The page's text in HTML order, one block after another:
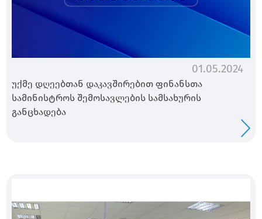
01.05.2024
უქმე დღეებთან დაკავშირებით ფინანსთა
სამინისტროს შემოსავლების სამსახურის
განცხადება